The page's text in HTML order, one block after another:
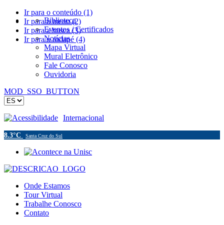
Ir para o conteúdo (1)
Ir para o menu (2)
Ir para a busca (3)
Ir para o rodapé (4)
Biblioteca
Eventos / Certificados
Notícias
Mapa Virtual
Mural Eletrônico
Fale Conosco
Ouvidoria
MOD_SSO_BUTTON
Acessibilidade Internacional
8.3°C Santa Cruz do Sul
Onde Estamos
Tour Virtual
Trabalhe Conosco
Contato